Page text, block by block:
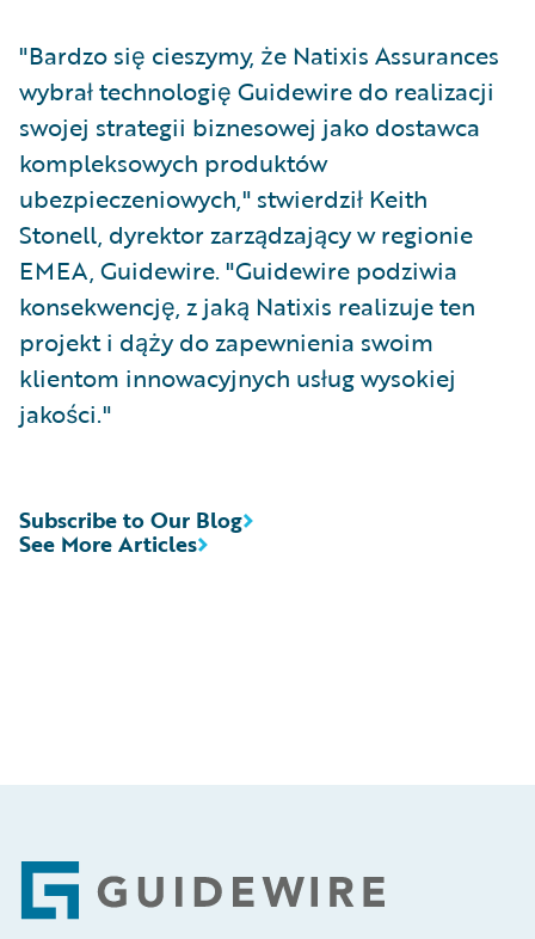
"Bardzo się cieszymy, że Natixis Assurances
wybrał technologię Guidewire do realizacji
swojej strategii biznesowej jako dostawca
kompleksowych produktów
ubezpieczeniowych," stwierdził Keith
Stonell, dyrektor zarządzający w regionie
EMEA, Guidewire. "Guidewire podziwia
konsekwencję, z jaką Natixis realizuje ten
projekt i dąży do zapewnienia swoim
klientom innowacyjnych usług wysokiej
jakości."
See More Articles
Subscribe to Our Blog
Footer